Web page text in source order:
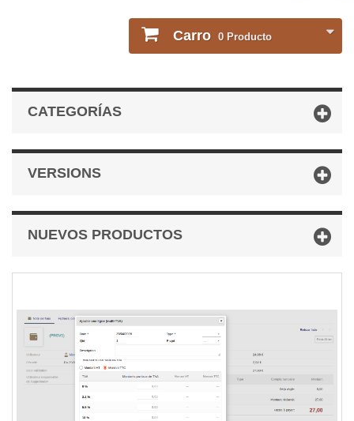
Carro 0 Producto
CATEGORÍAS
VERSIONS
NUEVOS PRODUCTOS